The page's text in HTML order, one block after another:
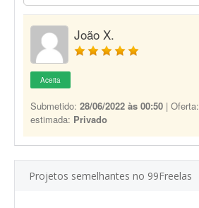
João X.
Aceita
Submetido: 28/06/2022 às 00:50 | Oferta:
estimada: Privado
Projetos semelhantes no 99Freelas